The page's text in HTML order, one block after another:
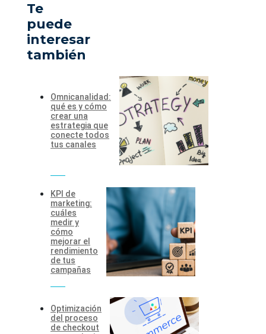
Te
puede
interesar
también
Omnicanalidad:
qué es y cómo
crear una
estrategia que
conecte todos
tus canales
KPI de
marketing:
cuáles
medir y
cómo
mejorar el
rendimiento
de tus
campañas
Optimización
del proceso
de checkout